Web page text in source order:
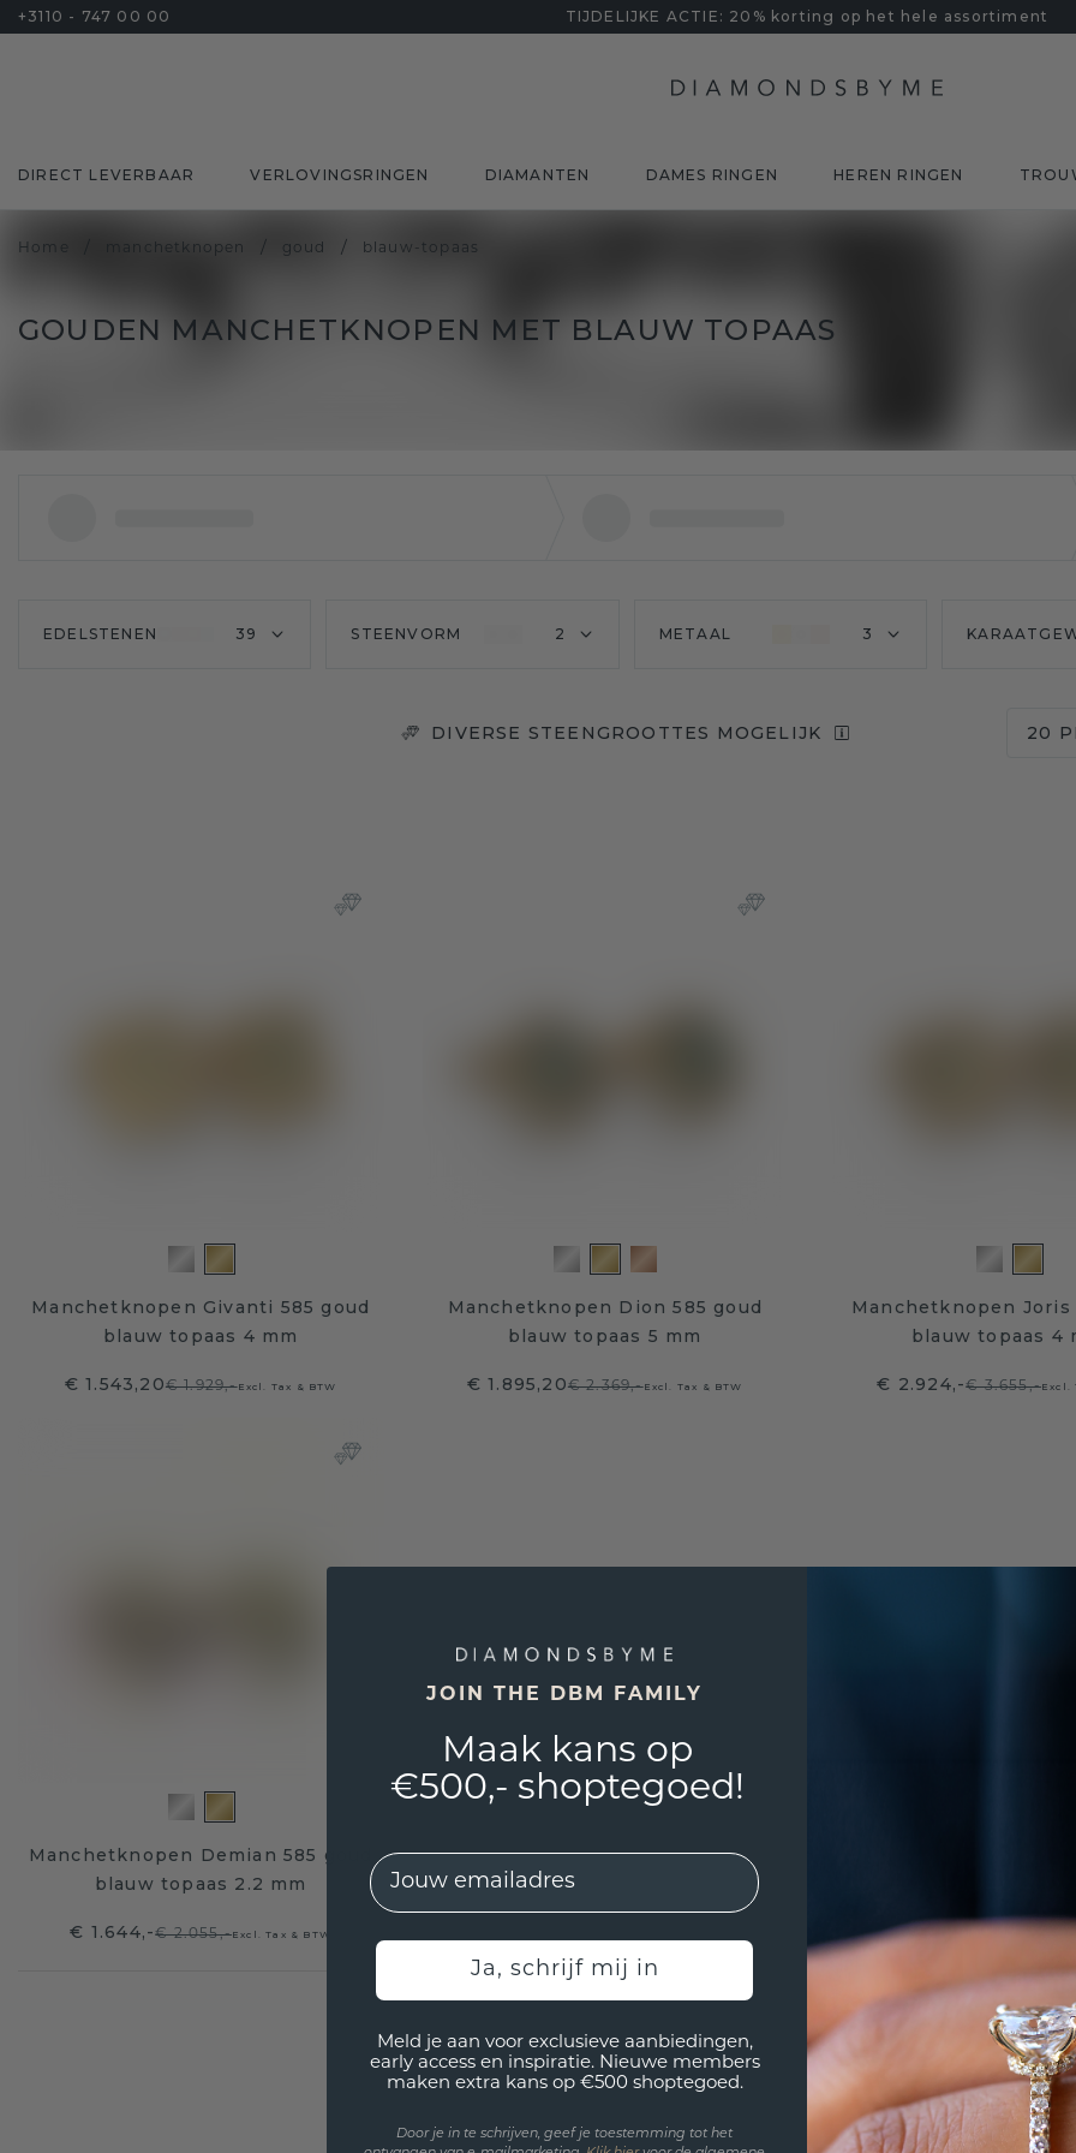
+3110 - 747 00 00 TIJDELIJKE ACTIE: 20% korting op het hele assortiment
DIRECT LEVERBAAR VERLOVINGSRINGEN DIAMANTEN DAMES RINGEN HEREN RINGEN
Home manchetknopen / goud / blauw-topaas
GOUDEN MANCHETKNOPEN MET BLAUW TOPAAS
EDELSTENEN 39 STEENVORM 2 METAAL 3
DIVERSE STEENGROOTTES MOGELIJK 20
Manchetknopen Givanti 585 goud
blauw topaas 4 mm
€ 1.543,20€ 1.929,-Excl. Tax & BTW
Manchetknopen Dion 585 goud
blauw topaas 5 mm
€ 1.895,20€ 2.369,-Excl. Tax & BTW
Manchetknopen Joris
blauw topaas 4
€ 2.924,-€ 3.655,-Excl.
Manchetknopen Demian 585 goud
blauw topaas 2.2 mm
€ 1.644,-€ 2.055,-Excl. Tax & BTW
JOIN THE DBM FAMILY
Maak kans op
€500,- shoptegoed!
EMail
Ja, schrijf mij in
Meld je aan voor exclusieve aanbiedingen,
early access en inspiratie. Nieuwe members
maken extra kans op €500 shoptegoed.
Door je in te schrijven, geef je toestemming tot het